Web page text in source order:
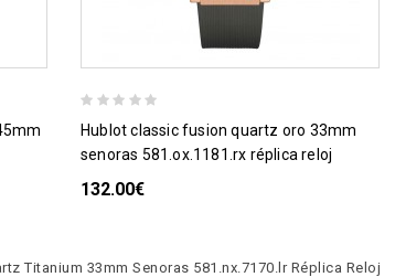
hublot classic fusion quartz oro 33mm
senoras 581.ox.1181.rx réplica reloj
132.00€
Titanium 33mm Senoras 581.nx.7170.lr Réplica Reloj